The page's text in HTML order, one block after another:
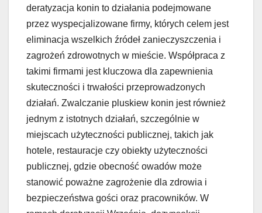
deratyzacja konin to działania podejmowane
przez wyspecjalizowane firmy, których celem jest
eliminacja wszelkich źródeł zanieczyszczenia i
zagrożeń zdrowotnych w mieście. Współpraca z
takimi firmami jest kluczowa dla zapewnienia
skuteczności i trwałości przeprowadzonych
działań. Zwalczanie pluskiew konin jest również
jednym z istotnych działań, szczególnie w
miejscach użyteczności publicznej, takich jak
hotele, restauracje czy obiekty użyteczności
publicznej, gdzie obecność owadów może
stanowić poważne zagrożenie dla zdrowia i
bezpieczeństwa gości oraz pracowników. W